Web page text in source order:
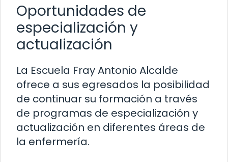
Oportunidades de
especialización y
actualización
La Escuela Fray Antonio Alcalde
ofrece a sus egresados la posibilidad
de continuar su formación a través
de programas de especialización y
actualización en diferentes áreas de
la enfermería.